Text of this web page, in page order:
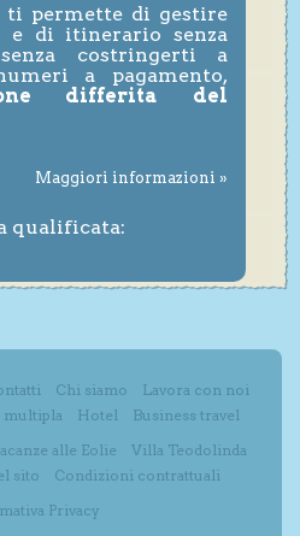
ti permette di gestire
e di itinerario senza
costringerti a
a pagamento,
differita del
Maggiori informazioni »
qualificata:
Chi siamo
Lavora con noi
multipla Hotel
Business travel
alle Eolie
Villa Teodolinda
sito
Condizioni contrattuali
Privacy